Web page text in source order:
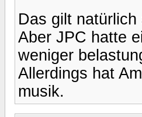
Das gilt
Aber JPC hatte
weniger
Allerdings hat
musik.